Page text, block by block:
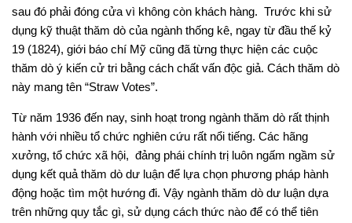
sau đó phải đóng cửa vì không còn khách hàng. Trước khi sử
dụng kỹ thuật thăm dò của ngành thống kê, ngay từ đầu thế kỷ
19 (1824), giới báo chí Mỹ cũng đã từng thực hiện các cuộc
thăm dò ý kiến cử tri bằng cách chất vấn độc giả. Cách thăm dò
này mang tên “Straw Votes”.
Từ năm 1936 đến nay, sinh hoạt trong ngành thăm dò rất thịnh
hành với nhiều tổ chức nghiên cứu rất nổi tiếng. Các hãng
xưởng, tổ chức xã hội, đảng phái chính trị luôn ngấm ngầm sử
dụng kết quả thăm dò dư luận để lựa chọn phương pháp hành
động hoặc tìm một hướng đi. Vậy ngành thăm dò dư luận dựa
trên những quy tắc gì, sử dụng cách thức nào để có thể tiên